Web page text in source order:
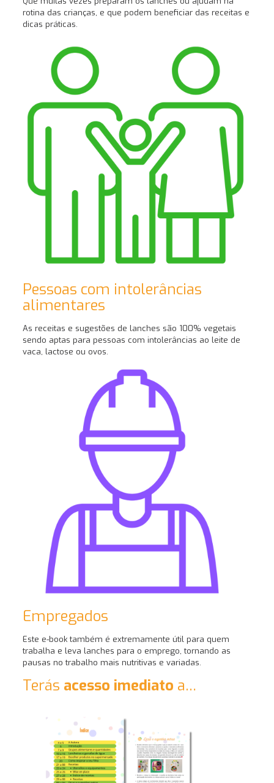
rotina das crianças, e que podem beneficiar das receitas e
dicas práticas.
Pessoas com intolerâncias
alimentares
As receitas e sugestões de lanches são 100% vegetais
sendo aptas para pessoas com intolerâncias ao leite de
vaca, lactose ou ovos.
Empregados
Este e-book também é extremamente útil para quem
trabalha e leva lanches para o emprego, tornando as
pausas no trabalho mais nutritivas e variadas.
Terás acesso imediato a…